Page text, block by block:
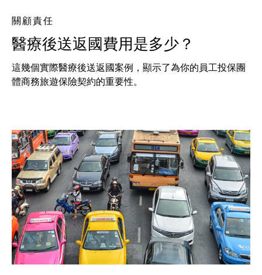
關顧責任
醫療後送返國費用是多少？
這幾個實際醫療後送返國案例，顯示了為你的員工投保團
體商務旅遊保險契約的重要性。